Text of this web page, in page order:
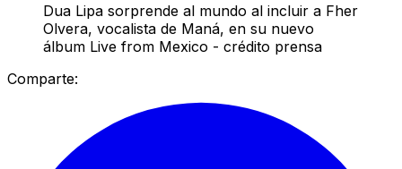
Dua Lipa sorprende al mundo al incluir a Fher
Olvera, vocalista de Maná, en su nuevo
álbum Live from Mexico - crédito prensa
Comparte: